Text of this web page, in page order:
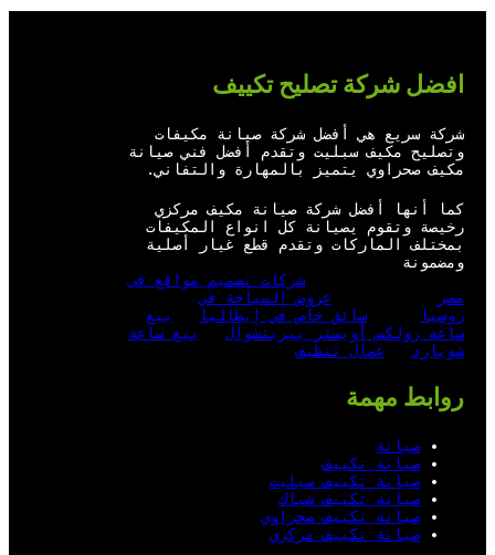
ب ك إ
افضل شركة تصليح تكييف
شركة سريع هي أفضل شركة صيانة مكيفات
وتصليح مكيف سبليت وتقدم أفضل فني صيانة
مكيف صحراوي يتميز بالمهارة والتفاني.
كما أنها أفضل شركة صيانة مكيف مركزي
رخيصة وتقوم يصيانة كل انواع المكيفات
بمختلف الماركات وتقدم قطع غيار أصلية
ومضمونة
شركات تصميم مواقع في
مصر
عروض السياحة في
روسيا
سائق خاص في إيطاليا
بيع
ساعة رولكس أويستر بيربتشوال
بيع ساعة
شوبارد
عمال تنظيف
روابط مهمة
صيانة
صيانة تكييف
صيانة تكييف سبليت
صيانة تكييف شباك
صيانة تكييف صحراوي
صيانة تكييف مركزي